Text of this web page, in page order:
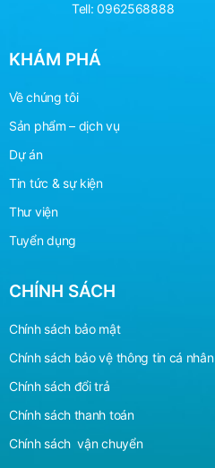
Tell:0962568888
KHÁM PHÁ
Về chúng tôi
Sản phẩm – dịch vụ
Dự án
Tin tức & sự kiện
Thư viện
Tuyển dụng
CHÍNH SÁCH
Chính sách bảo mật
Chính sách bảo vệ thông tin cá nhân
Chính sách đổi trả
Chính sách thanh toán
Chính sách vận chuyển